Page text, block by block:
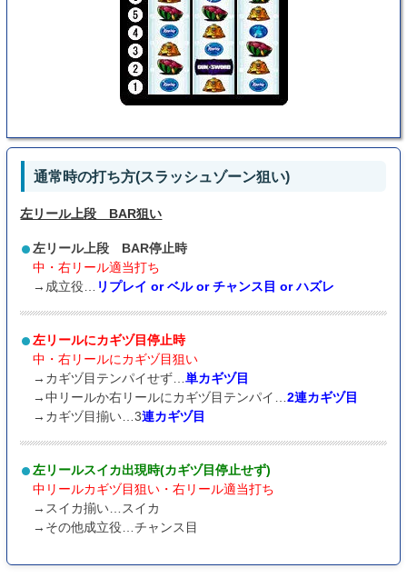
通常時の打ち方(スラッシュゾーン狙い)
左リール上段 BAR狙い
左リール上段 BAR停止時
中・右リール適当打ち
→成立役…
リプレイ or ベル or チャンス目 or ハズレ
左リールにカギヅ目停止時
中・右リールにカギヅ目狙い
→カギヅ目テンパイせず…単カギヅ目
→中リールか右リールにカギヅ目テンパイ…2連カギヅ目
→カギヅ目揃い…3連カギヅ目
左リールスイカ出現時(カギヅ目停止せず)
中リールカギヅ目狙い・右リール適当打ち
→スイカ揃い…スイカ
→その他成立役…チャンス目